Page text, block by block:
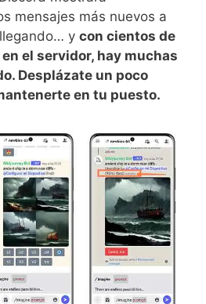
mensajes más nuevos a
y con cientos de
el servidor, hay muchas
Desplázate un poco
en tu puesto.